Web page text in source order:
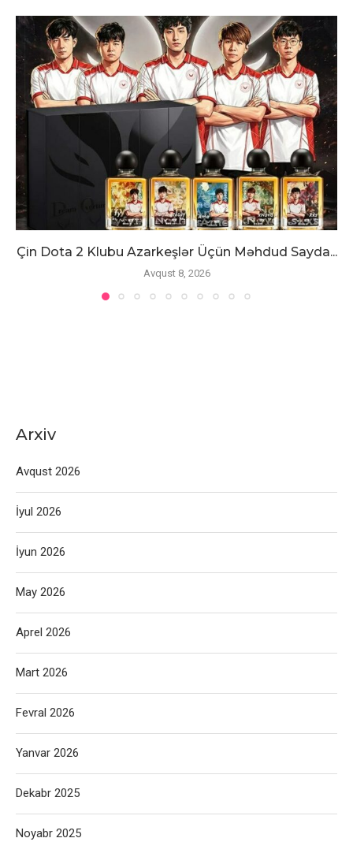
Çin Dota 2 Klubu Azarkeşlər Üçün Məhdud Sayda...
Avqust 8, 2026
Arxiv
Avqust 2026
İyul 2026
İyun 2026
May 2026
Aprel 2026
Mart 2026
Fevral 2026
Yanvar 2026
Dekabr 2025
Noyabr 2025